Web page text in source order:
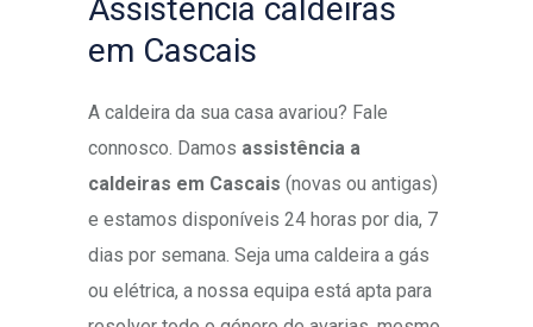
Assistência caldeiras
em Cascais
A caldeira da sua casa avariou? Fale
connosco. Damos assistência a
caldeiras em Cascais (novas ou antigas)
e estamos disponíveis 24 horas por dia, 7
dias por semana. Seja uma caldeira a gás
ou elétrica, a nossa equipa está apta para